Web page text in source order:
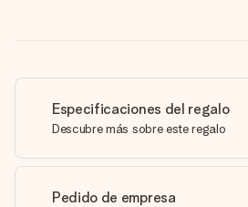
Especificaciones del regalo
Descubre más sobre este regalo
Pedido de empresa